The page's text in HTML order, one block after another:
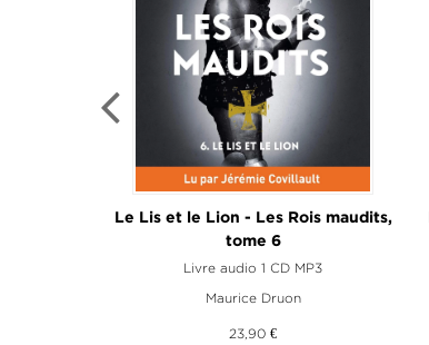
Le Lis et le Lion - Les Rois maudits,
tome 6
Livre audio 1 CD MP3
Maurice Druon
23,90 €